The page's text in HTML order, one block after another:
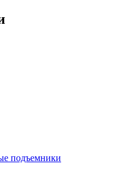
подъемники